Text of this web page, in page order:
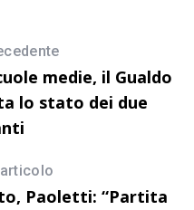
medie, il Gualdo
lo stato dei due
Paoletti: “Partita